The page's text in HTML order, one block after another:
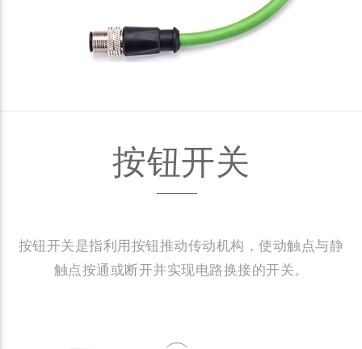
按钮开关
按钮开关是指利用按钮推动传动机构，使动触点与静
触点按通或断开并实现电路换接的开关。